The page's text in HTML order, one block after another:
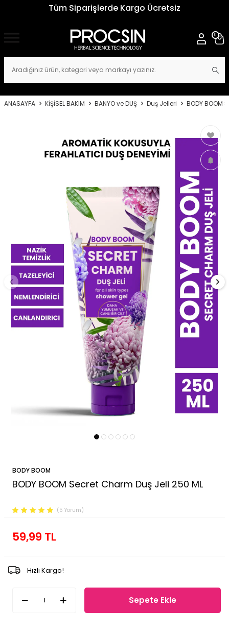
Tüm Siparişlerde Kargo Ücretsiz
0
ANASAYFA KİŞİSEL BAKIM BANYO ve DUŞ Duş Jelleri BODY BOOM
BODY BOOM
BODY BOOM Secret Charm Duş Jeli 250 ML
(5 Yorum)
59,99 TL
Hızlı Kargo!
Sepete Ekle